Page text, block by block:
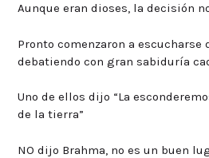
Aunque eran dioses, la decisión
Pronto comenzaron a
debatiendo con gran sabiduría
Uno de ellos dijo “La
de la tierra”
NO dijo Brahma, no es un buen